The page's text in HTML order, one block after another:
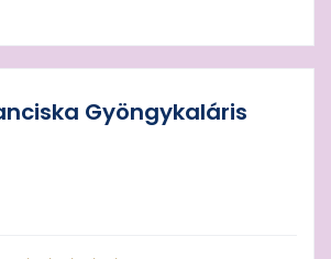
Gyöngykaláris